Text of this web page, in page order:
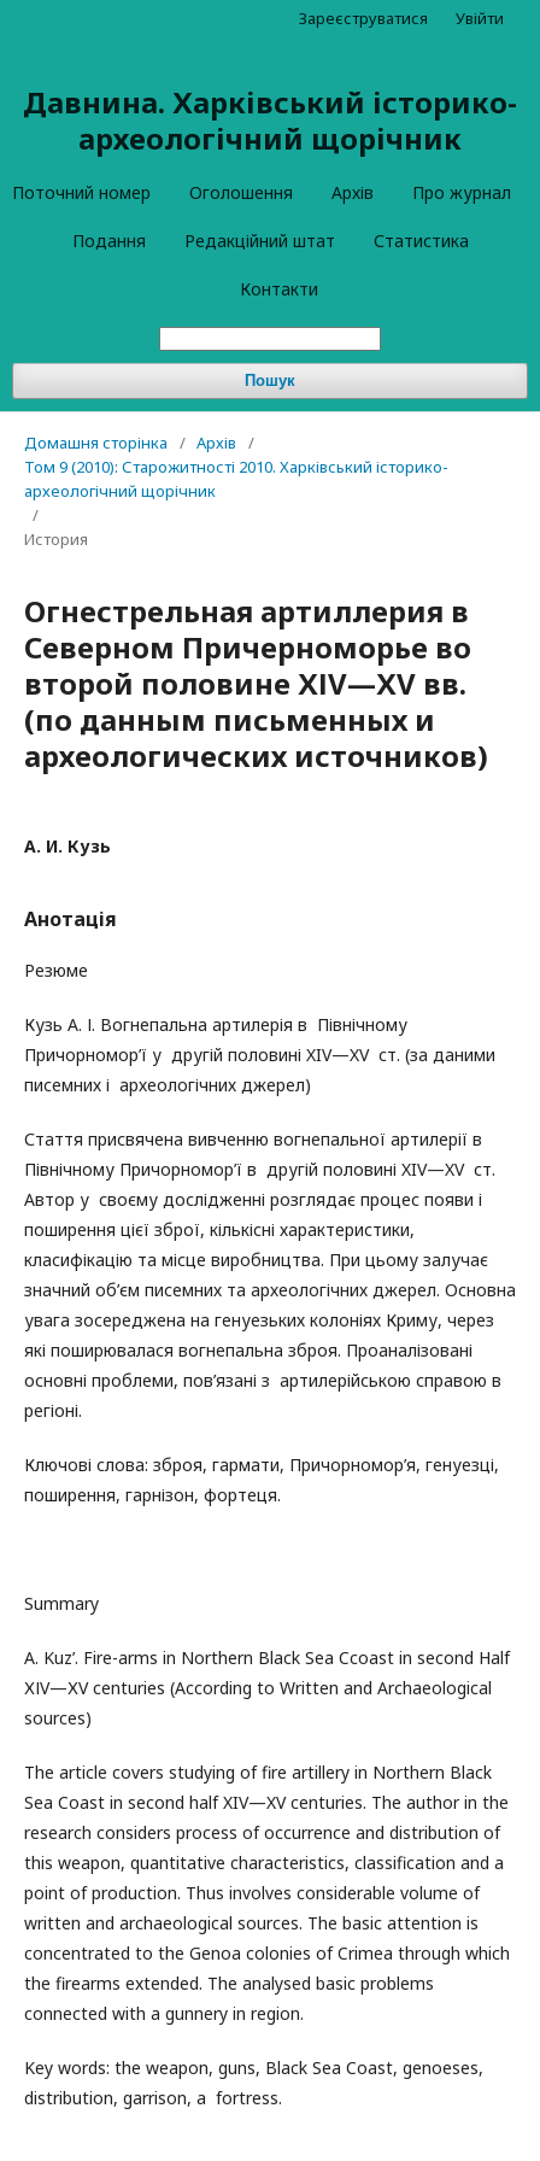
Давнина. Харківський історико-
археологічний щорічник
Поточний номер Оголошення Архів Про журнал
Подання Редакційний штат Статистика
Контакти
Пошук
Зареєструватися Увійти
Домашня сторінка / Архів
/
Том 9 (2010): Старожитності 2010. Харківський історико-
археологічний щорічник
/
История
Огнестрельная артиллерия в
Северном Причерноморье во
второй половине ХІV—ХV вв.
(по данным письменных и
археологических источников)
А. И. Кузь
Анотація
Резюме
Кузь А. І. Вогнепальна артилерія в Північному
Причорномор’ї у другій половині XIV—XV ст. (за даними
писемних і археологічних джерел)
Стаття присвячена вивченню вогнепальної артилерії в
Північному Причорномор’ї в другій половині XIV—XV ст.
Автор у своєму дослідженні розглядає процес появи і
поширення цієї зброї, кількісні характеристики,
класифікацію та місце виробництва. При цьому залучає
значний об’єм писемних та археологічних джерел. Основна
увага зосереджена на генуезьких колоніях Криму, через
які поширювалася вогнепальна зброя. Проаналізовані
основні проблеми, пов’язані з артилерійською справою в
регіоні.
Ключові слова: зброя, гармати, Причорномор’я, генуезці,
поширення, гарнізон, фортеця.
Summary
A. Kuz’. Fire-arms in Northern Black Sea Ccoast in second Half
ХІV—ХV centuries (According to Written and Archaeological
sources)
The article covers studying of fire artillery in Northern Black
Sea Coast in second half XIV—XV centuries. The author in the
research considers process of occurrence and distribution of
this weapon, quantitative characteristics, classification and a
point of production. Thus involves considerable volume of
written and archaeological sources. The basic attention is
concentrated to the Genoa colonies of Crimea through which
the firearms extended. The analysed basic problems
connected with a gunnery in region.
Key words: the weapon, guns, Black Sea Coast, genoeses,
distribution, garrison, a fortress.